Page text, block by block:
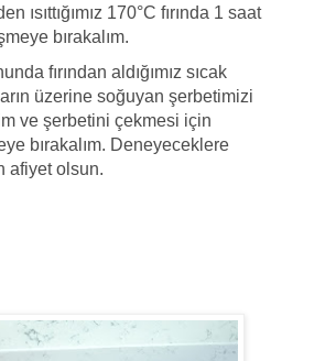
ısıttığımız 170°C fırında 1 saat
bırakalım.
fırından aldığımız sıcak
üzerine soğuyan şerbetimizi
ve şerbetini çekmesi için
bırakalım. Deneyeceklere
afiyet olsun.